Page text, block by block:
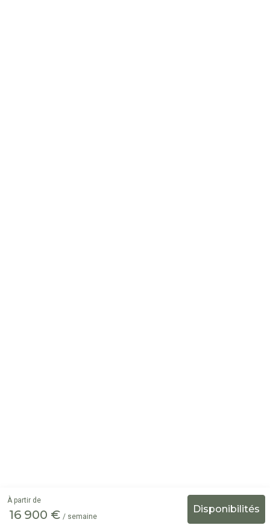
À partir de
16 900 € / semaine